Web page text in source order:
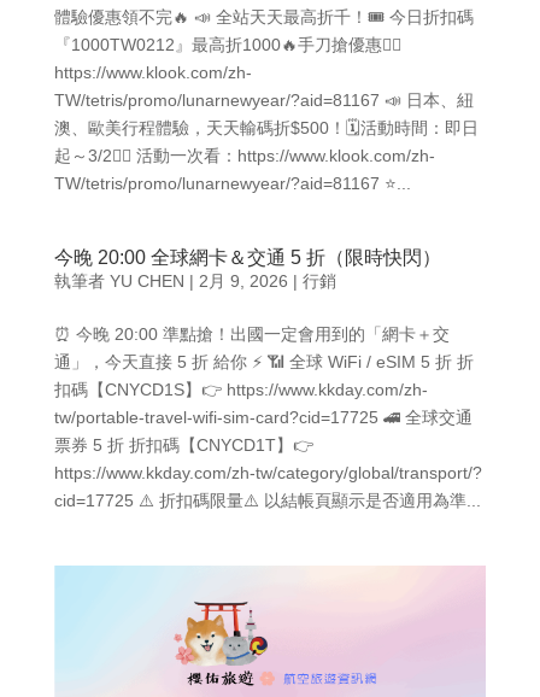
體驗優惠領不完🔥 📣 全站天天最高折千！🎟️ 今日折扣碼
『1000TW0212』最高折1000🔥手刀搶優惠👉🏻
https://www.klook.com/zh-
TW/tetris/promo/lunarnewyear/?aid=81167 📣 日本、紐
澳、歐美行程體驗，天天輸碼折$500！🗓️活動時間：即日
起～3/2👉🏻 活動一次看：https://www.klook.com/zh-
TW/tetris/promo/lunarnewyear/?aid=81167 ⭐...
今晚 20:00 全球網卡＆交通 5 折（限時快閃）
執筆者 YU CHEN | 2月 9, 2026 | 行銷
⏰ 今晚 20:00 準點搶！出國一定會用到的「網卡＋交
通」，今天直接 5 折 給你 ⚡️ 📶 全球 WiFi / eSIM 5 折 折
扣碼【CNYCD1S】👉 https://www.kkday.com/zh-
tw/portable-travel-wifi-sim-card?cid=17725 🚄 全球交通
票券 5 折 折扣碼【CNYCD1T】👉
https://www.kkday.com/zh-tw/category/global/transport/?
cid=17725 ⚠️ 折扣碼限量⚠️ 以結帳頁顯示是否適用為準...